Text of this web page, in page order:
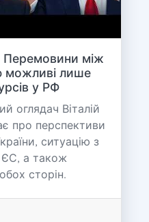
Перемовини між
можливі лише
у РФ
оглядач Віталій
про перспективи
ситуацію з
ЄС, а також
сторін.